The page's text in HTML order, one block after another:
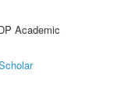
Academic